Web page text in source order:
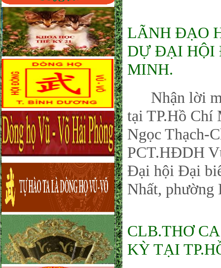
LÃNH ĐẠO
DỰ ĐẠI HỘI
MINH.
Nhận lời
tại TP.Hồ Chí
Ngọc Thạch-
PCT.HĐDH
Đại hội Đại
Nhất, phường
CLB.THƠ
KỲ TẠI